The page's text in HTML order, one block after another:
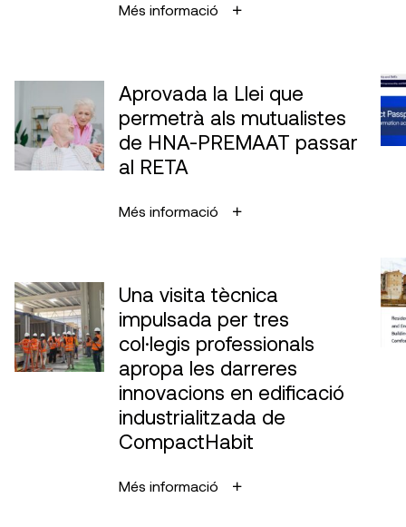
Més informació
Aprovada la Llei que
permetrà als mutualistes
de HNA-PREMAAT passar
al RETA
Més informació
Una visita tècnica
impulsada per tres
col·legis professionals
apropa les darreres
innovacions en edificació
industrialitzada de
CompactHabit
Més informació